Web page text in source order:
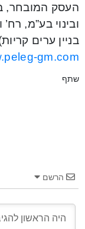
העסק המובחר,
בניין ערים קריות), טל’: 04-
gm.com
שתף
הרשם